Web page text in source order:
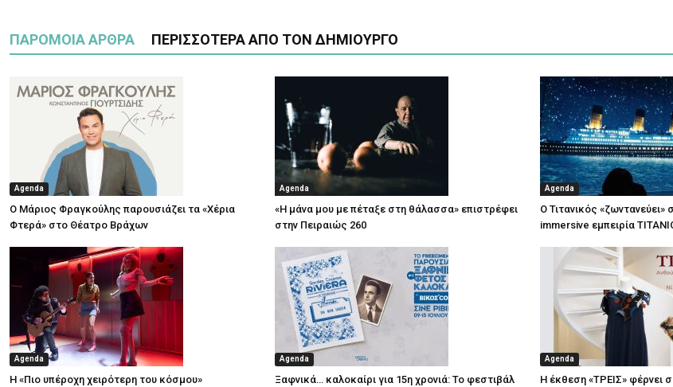
ΠΑΡΟΜΟΙΑ ΑΡΘΡΑ ΠΕΡΙΣΣΟΤΕΡΑ ΑΠΟ ΤΟΝ ΔΗΜΙΟΥΡΓΟ
Agenda
Ο Μάριος Φραγκούλης παρουσιάζει τα «Χέρια
Φτερά» στο Θέατρο Βράχων
Agenda
«Η μάνα μου με πέταξε στη θάλασσα» επιστρέφει
στην Πειραιώς 260
Agenda
Ο Τιτανικός «ζωντανεύει»
immersive εμπειρία
Agenda
Η «Πιο υπέροχη χειρότερη του κόσμου»
Agenda
Ξαφνικά… καλοκαίρι για 15η χρονιά: Το φεστιβάλ
Agenda
Η έκθεση «ΤΡΕΙΣ» φέρνει